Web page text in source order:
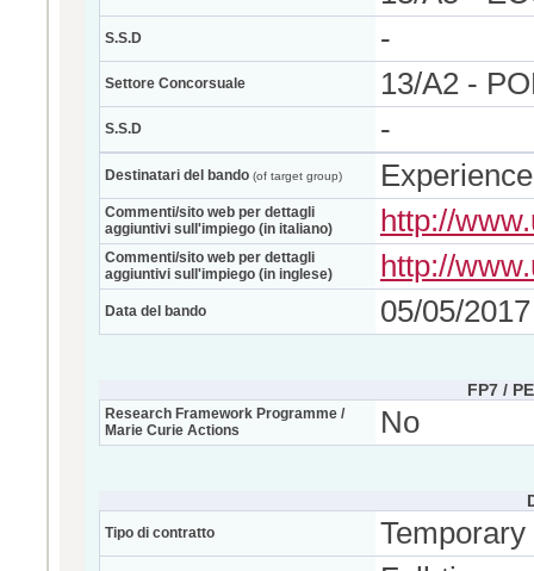
S.S.D -
Settore Concorsuale 13/A2 -
S.S.D -
Destinatari del bando (of target group)
Commenti/sito web per dettagli
aggiuntivi sull'impiego (in italiano)
http://
Commenti/sito web per dettagli
aggiuntivi sull'impiego (in inglese)
http://
Data del bando 05/05/2017
FP7 /
Research Framework Programme /
Marie Curie Actions
No
Tipo di contratto Temporary